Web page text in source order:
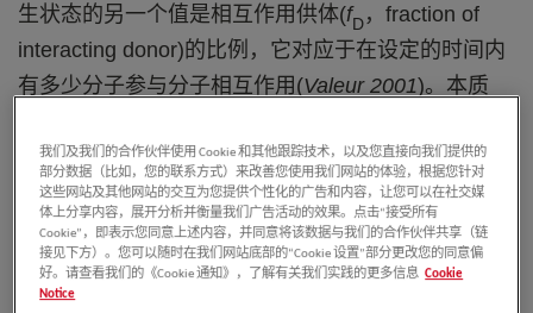
生状态的另一个值是相互作用供体(fD ， fraction of
interacting donor)的比例，它对应于在设定的时间内
有多少分子参与分子相互作用 (Valeur2001)。本质
不发射光子)转移到受体荧光团。这一过程导致1)供
体的荧光强度降低，2)受体的荧光强度增加，3)供体
的荧光寿命缩短( Jares-Erijmanand Jovin2006) 。这
些来自于供体和受体不同的信息是获取和分析FRET
数据的一些策略的基础。许多
我们及我们的合作伙伴使用 Cookie 和其他跟踪技术，以及您直接向我们提供的
部分数据（比如，您的联系方式）来改善您使用我们网站的体验，根据您针对
这些网站及其他网站的交互为您提供个性化的广告和内容，让您可以在社交媒
体上分享内容，展开分析并衡量我们广告活动的效果。点击“接受所有
Cookie”，即表示您同意上述内容，并同意将该数据与我们的合作伙伴共享（链
接见下方）。您可以随时在我们网站底部的“Cookie 设置”部分更改您的同意偏
好。请查看我们的《Cookie 通知》，了解有关我们实践的更多信息 Cookie
Notice